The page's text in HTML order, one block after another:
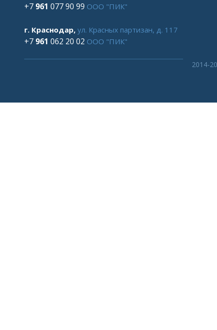
+7 961 077 90 99 ООО "ПИК"
г. Краснодар, ул. Красных партизан, д. 117
+7 961 062 20 02 ООО "ПИК"
2014-